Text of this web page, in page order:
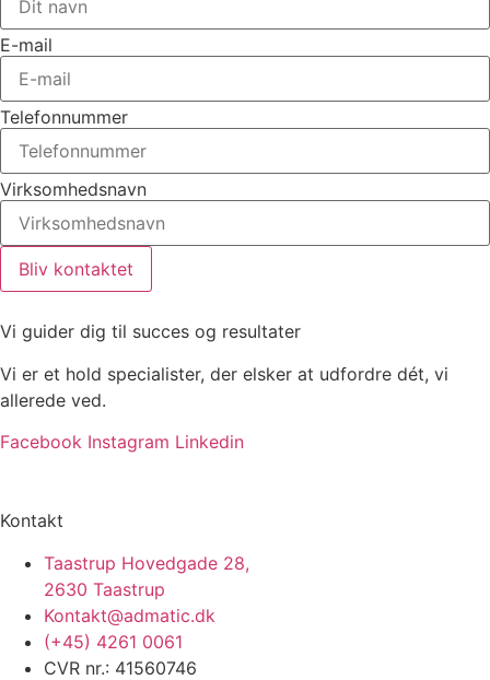
E-mail
Telefonnummer
Virksomhedsnavn
Bliv kontaktet
Vi guider dig til succes og resultater
Vi er et hold specialister, der elsker at udfordre dét, vi
allerede ved.
Facebook Instagram Linkedin
Kontakt
Taastrup Hovedgade 28,
2630 Taastrup
Kontakt@admatic.dk
(+45) 4261 0061
CVR nr.: 41560746